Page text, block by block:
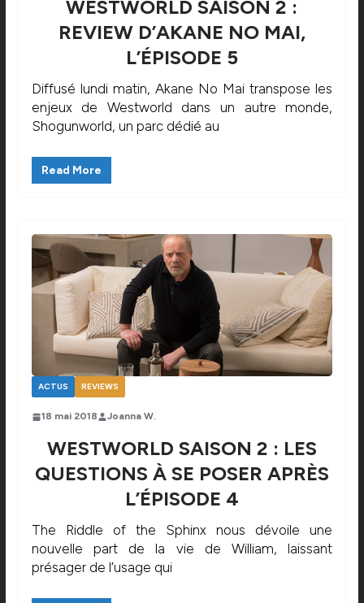
WESTWORLD SAISON 2 :
REVIEW D’AKANE NO MAI,
L’ÉPISODE 5
Diffusé lundi matin, Akane No Mai transpose les
enjeux de Westworld dans un autre monde,
Shogunworld, un parc dédié au
Read More
ACTUS REVIEWS
18 mai 2018 Joanna W.
WESTWORLD SAISON 2 : LES
QUESTIONS À SE POSER APRÈS
L’ÉPISODE 4
The Riddle of the Sphinx nous dévoile une
nouvelle part de la vie de William, laissant
présager de l’usage qui